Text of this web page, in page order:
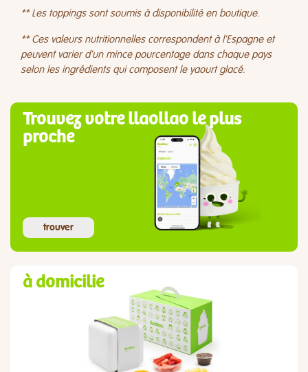
** Les toppings sont soumis à disponibilité en boutique.
** Ces valeurs nutritionnelles correspondent à l'Espagne et
peuvent varier d'un mince pourcentage dans chaque pays
selon les ingrédients qui composent le yaourt glacé.
Trouvez votre llaollao le plus
proche
trouver
à domicilie